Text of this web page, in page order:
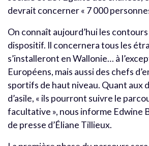
devrait concerner « 7 000
On connaît aujourd’hui les
dispositif. Il concernera tous les
s’installeront en Wallonie… à
Européens, mais aussi des chefs
sportifs de haut niveau. Quant aux
d’asile, « ils pourront suivre le
facultative », nous informe Edwine
de presse d’Éliane Tillieux.